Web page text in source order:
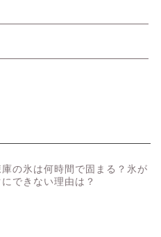
庫の氷は何時間で固まる？氷が
できない理由は？